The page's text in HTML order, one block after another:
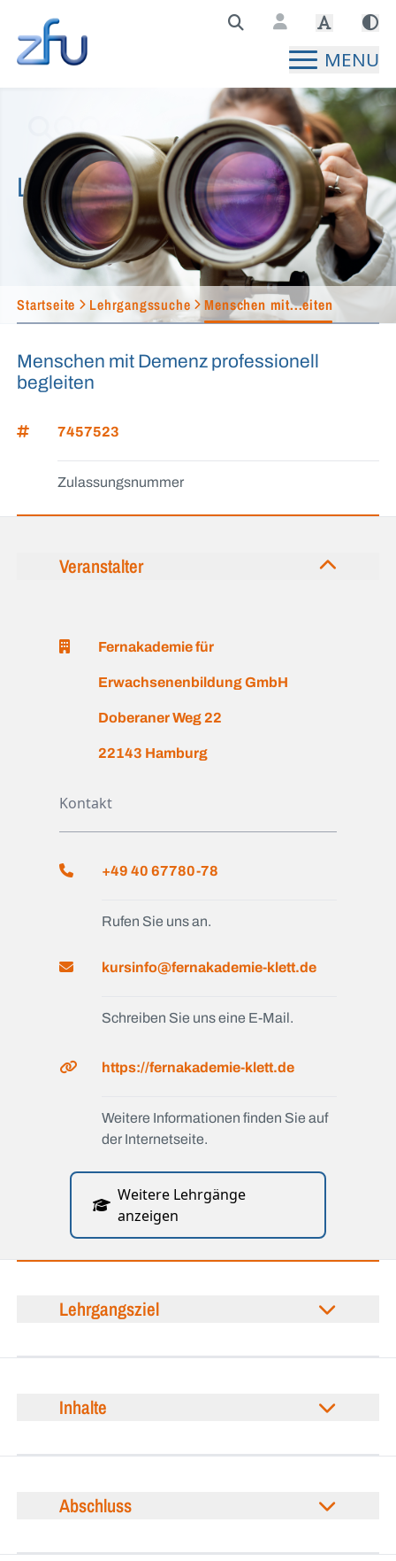
Zentralstelle für Fernunterricht Hauptseite
MENU
Lehrgangssuche
Startseite Lehrgangssuche Menschen mit...eiten
Menschen mit Demenz professionell
begleiten
7457523
Zulassungsnummer
Veranstalter
Fernakademie für
Erwachsenenbildung GmbH
Doberaner Weg 22
22143 Hamburg
Kontakt
+49 40 67780-78
Rufen Sie uns an.
kursinfo@fernakademie-klett.de
Schreiben Sie uns eine E-Mail.
https://fernakademie-klett.de
Weitere Informationen finden Sie auf
der Internetseite.
Weitere Lehrgänge
anzeigen
Lehrgangsziel
Inhalte
Abschluss